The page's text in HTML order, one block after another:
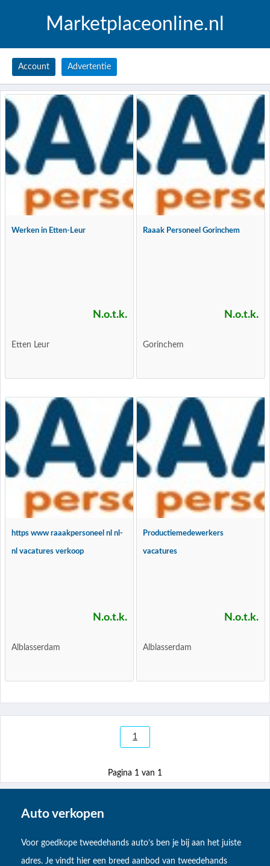
Marketplaceonline.nl
Account Advertentie
Werken in Etten-Leur
N.o.t.k.
Etten Leur
Raaak Personeel Gorinchem
N.o.t.k.
Gorinchem
https www raaakpersoneel nl nl-
nl vacatures verkoop
N.o.t.k.
Alblasserdam
Productiemedewerkers
vacatures
N.o.t.k.
Alblasserdam
1
Pagina 1 van 1
Auto verkopen
Voor goedkope tweedehands auto’s ben je bij aan het juiste
adres. Je vindt hier een breed aanbod van tweedehands